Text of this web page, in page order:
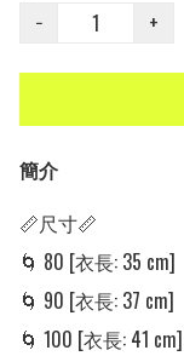
−
+
簡介
📏尺寸📏
🌀 80 [衣長: 35 cm]
🌀 90 [衣長: 37 cm]
🌀 100 [衣長: 41 cm]